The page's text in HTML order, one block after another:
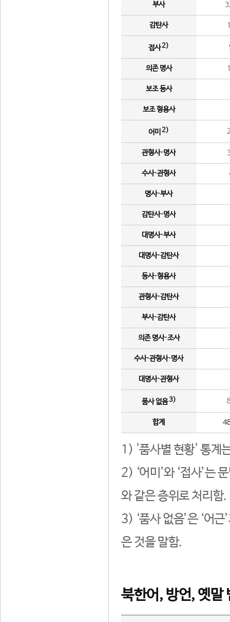
부사
감탄사
접사2)
의존 명사
보조 동사
보조 형용사
어미 2)
관형사·명사
수사·관형사
명사·부사
감탄사·명사
대명사·부사
대명사·감탄사
동사·형용사
관형사·감탄사
부사·감탄사
의존 명사·조사
수사·관형사·명사
대명사·관형사
품사 없음3)
합계
1) '품사별 현황' 통계
2) ‘어미’와 ‘접사’는
와 같은 층위로 처리함.
3) ‘품사 없음’은 ‘어
은 것을 말함.
북한어, 방언, 옛말